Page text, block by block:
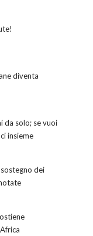
diventa
da solo; se vuoi
insieme
dei